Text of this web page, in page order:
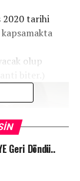
2020 tarihi
olup
Geri Döndü..